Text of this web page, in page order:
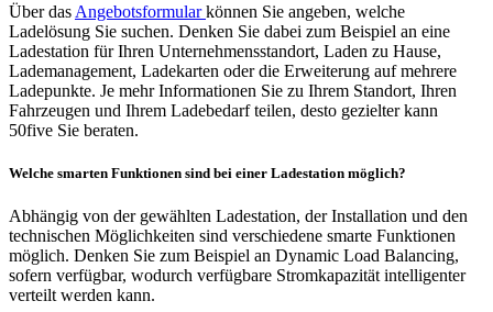
Über das Angebotsformularkönnen Sie angeben, welche
Ladelösung Sie suchen. Denken Sie dabei zum Beispiel an eine
Ladestation für Ihren Unternehmensstandort, Laden zu Hause,
Lademanagement, Ladekarten oder die Erweiterung auf mehrere
Ladepunkte. Je mehr Informationen Sie zu Ihrem Standort, Ihren
Fahrzeugen und Ihrem Ladebedarf teilen, desto gezielter kann
50five Sie beraten.
Welche smarten Funktionen sind bei einer Ladestation möglich?
Abhängig von der gewählten Ladestation, der Installation und den
technischen Möglichkeiten sind verschiedene smarte Funktionen
möglich. Denken Sie zum Beispiel an Dynamic Load Balancing,
sofern verfügbar, wodurch verfügbare Stromkapazität intelligenter
verteilt werden kann.